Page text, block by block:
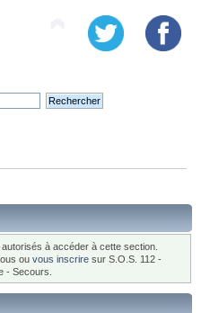
à accéder à cette section.
ou vous inscrire sur S.O.S. 112 -
- Secours.